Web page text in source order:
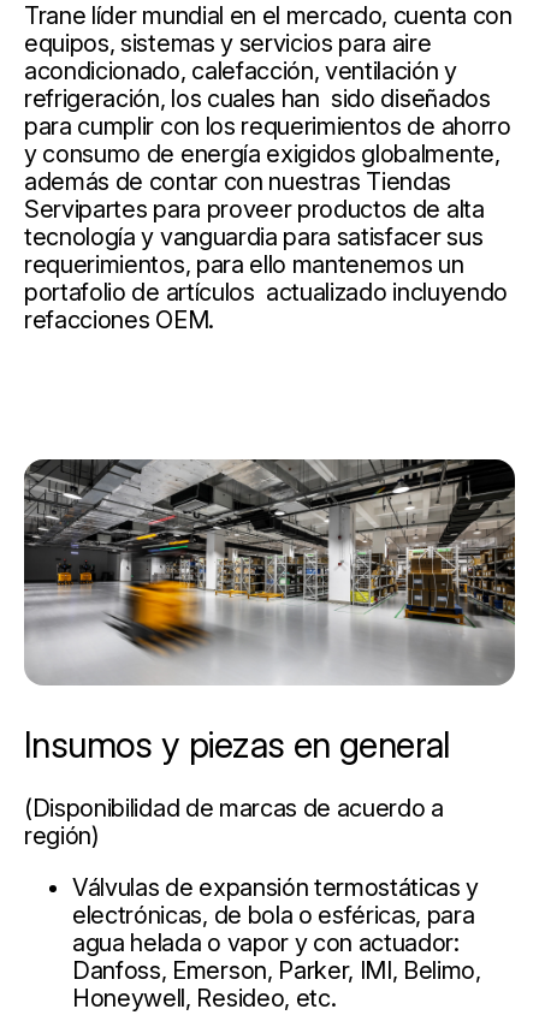
Trane líder mundial en el mercado, cuenta con
equipos, sistemas y servicios para aire
acondicionado, calefacción, ventilación y
refrigeración, los cuales han sido diseñados
para cumplir con los requerimientos de ahorro
y consumo de energía exigidos globalmente,
además de contar con nuestras Tiendas
Servipartes para proveer productos de alta
tecnología y vanguardia para satisfacer sus
requerimientos, para ello mantenemos un
portafolio de artículos actualizado incluyendo
refacciones OEM.
Insumos y piezas en general
(Disponibilidad de marcas de acuerdo a
región)
Válvulas de expansión termostáticas y
electrónicas, de bola o esféricas, para
agua helada o vapor y con actuador:
Danfoss, Emerson, Parker, IMI, Belimo,
Honeywell, Resideo, etc.